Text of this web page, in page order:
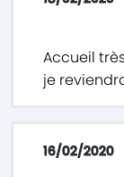
Accueil
je
16/02/2020